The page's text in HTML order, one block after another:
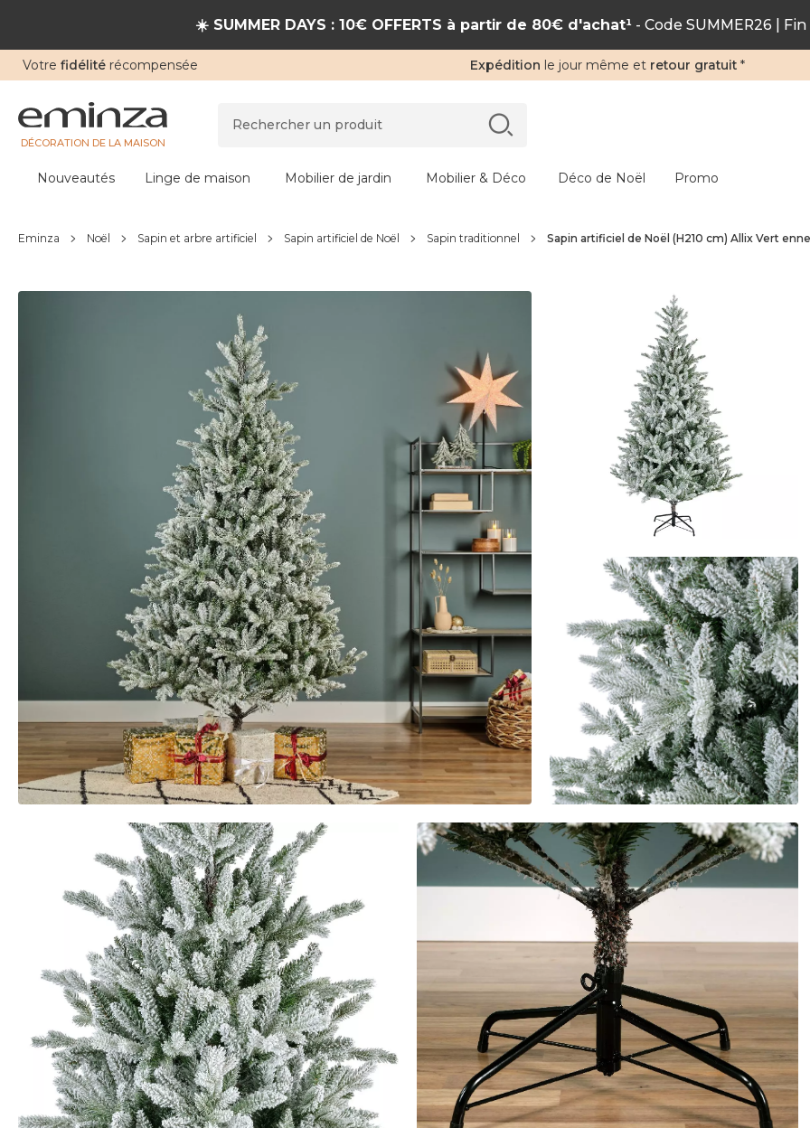
☀️ SUMMER DAYS : 10€ OFFERTS à partir de 80€ d'achat¹- Code SUMMER26 |
Votre fidélité récompensée Expédition le jour même et retour gratuit *
DÉCORATION DE LA MAISON
Nouveautés Linge de maison Mobilier de jardin Mobilier & Déco Déco de Noël Promo
Eminza Noël Sapin et arbre artificiel Sapin artificiel de Noël Sapin traditionnel Sapin artificiel de Noël (H210 cm) Allix Vert